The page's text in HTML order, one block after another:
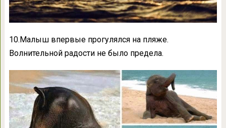
10.Малыш впервые прогулялся на пляже.
Волнительной радости не было предела.